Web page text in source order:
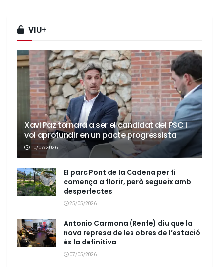
VIU+
Xavi Paz tornarà a ser el candidat del PSC i
vol aprofundir en un pacte progressista
10/07/2026
El parc Pont de la Cadena per fi
comença a florir, però segueix amb
desperfectes
25/05/2026
Antonio Carmona (Renfe) diu que la
nova represa de les obres de l’estació
és la definitiva
07/05/2026